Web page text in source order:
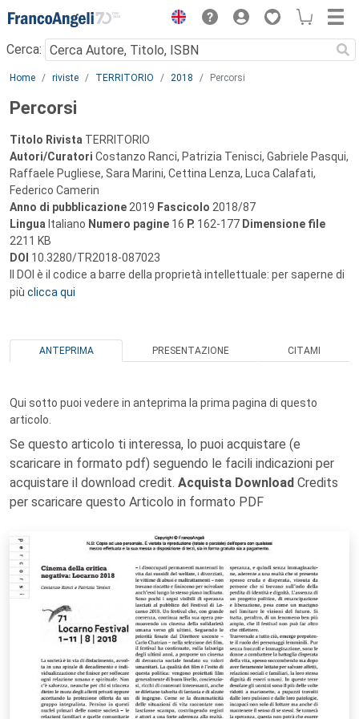
Menu
Cerca:
Main content
Home riviste TERRITORIO 2018 Percorsi
Percorsi
Titolo Rivista TERRITORIO
Autori/Curatori Costanzo Ranci, Patrizia Tenisci, Gabriele Pasqui,
Raffaele Pugliese, Sara Marini, Cettina Lenza, Luca Calafati,
Federico Camerin
Anno di pubblicazione 2019 Fascicolo 2018/87
Lingua Italiano Numero pagine 16 P. 162-177 Dimensione file
2211 KB
DOI 10.3280/TR2018-087023
Il DOI è il codice a barre della proprietà intellettuale: per saperne di
più clicca qui
ANTEPRIMA PRESENTAZIONE CITAMI
Qui sotto puoi vedere in anteprima la prima pagina di questo
articolo.
Se questo articolo ti interessa, lo puoi acquistare (e
scaricare in formato pdf) seguendo le facili indicazioni per
acquistare il download credit. Acquista Download Credits
per scaricare questo Articolo in formato PDF